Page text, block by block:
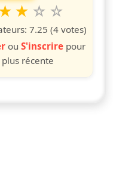
1 a 10 étoiles
10
étoiles
9
étoiles
8
7.25 (4 votes)
ou S'inscrirepour
récente